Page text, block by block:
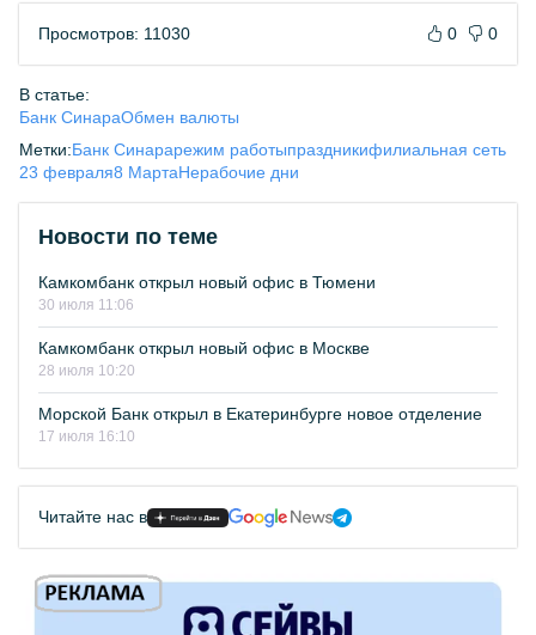
Просмотров: 11030 0 0
В статье:
Банк СинараОбмен валюты
Метки:Банк Синарарежим работыпраздникифилиальная сеть
23 февраля8 МартаНерабочие дни
Новости по теме
Камкомбанк открыл новый офис в Тюмени
30 июля 11:06
Камкомбанк открыл новый офис в Москве
28 июля 10:20
Морской Банк открыл в Екатеринбурге новое отделение
17 июля 16:10
Читайте нас в